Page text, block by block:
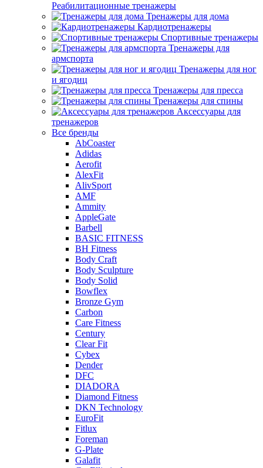
Реабилитационные тренажеры
Тренажеры для дома
Кардиотренажеры
Спортивные тренажеры
Тренажеры для
армспорта
Тренажеры для ног
и ягодиц
Тренажеры для пресса
Тренажеры для спины
Аксессуары для
тренажеров
Все бренды
AbCoaster
Adidas
Aerofit
AlexFit
AlivSport
AMF
Ammity
AppleGate
Barbell
BASIC FITNESS
BH Fitness
Body Craft
Body Sculpture
Body Solid
Bowflex
Bronze Gym
Carbon
Care Fitness
Century
Clear Fit
Cybex
Dender
DFC
DIADORA
Diamond Fitness
DKN Technology
EuroFit
Fitlux
Foreman
G-Plate
Galafit